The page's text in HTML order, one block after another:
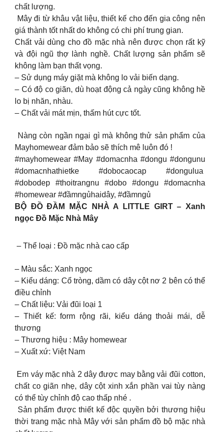
chất lượng.
Mây đi từ khâu vật liệu, thiết kế cho đến gia công nên
giá thành tốt nhất do không có chi phí trung gian.
Chất vải dùng cho đồ mặc nhà nên được chọn rất kỹ
và đội ngũ thợ lành nghề. Chất lượng sản phẩm sẽ
không làm bạn thất vọng.
– Sử dụng máy giặt mà không lo vải biến dạng.
– Có độ co giãn, dù hoạt động cả ngày cũng không hề
lo bị nhăn, nhàu.
– Chất vải mát mịn, thấm hút cực tốt.
Nàng còn ngần ngại gì mà không thử sản phẩm của
Mayhomewear đảm bảo sẽ thích mê luôn đó !
#mayhomewear #May #domacnha #dongu #dongunu
#domacnhathietke #dobocaocap #dongulua
#dobodep #thoitrangnu #dobo #dongu #domacnha
#homewear #đầmngủhaidây, #đầmngủ
BỘ ĐỒ ĐẦM MẶC NHÀ A LITTLE GIRT – Xanh
ngọc Đồ Mặc Nhà Mây
– Thể loại : Đồ mặc nhà cao cấp
– Màu sắc: Xanh ngọc
– Kiểu dáng: Cổ tròng, dầm có dây cột nơ 2 bên có thể
điều chỉnh
– Chất liệu: Vải đũi loại 1
– Thiết kế: form rộng rãi, kiểu dáng thoải mái, dễ
thương
– Thương hiệu : Mây homewear
– Xuất xứ: Việt Nam
Em váy mặc nhà 2 dây được may bằng vải đũi cotton,
chất co giãn nhẹ, dây cột xinh xắn phần vai tùy nàng
có thể tùy chỉnh độ cao thấp nhé .
Sản phẩm được thiết kế độc quyền bởi thương hiệu
thời trang mặc nhà Mây với sản phẩm đồ bộ mặc nhà